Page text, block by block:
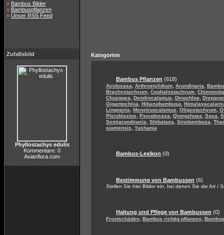
» Bambus Bilder
» Bambuspflanzen
» Unser RSS Feed
Zufallsbild
Phyllostachys edulis
Kommentare: 0
Asianflora.com
Kategorien
Bambus Pflanzen (618)
Acidosasa Arthrostylidium Arundinaria
Brachystachyum Cephalostachyum
Chusquea
Dendrocalamus Dinochloa
Gigantochloa
Hibanobambusa
Lingnania
Menstruocalamus Oligostachyum
Pleioblastus
Pseudosasa Qiongzhuea Sasa
Semiarundinaria
Shibataea Sinobambusa
siamensis
Yushania
Bambus-Lexikon (0)
Bestimmung von Bambussen (6)
Stellen Sie hier Bilder ein, bei denen Sie die Art /
Haltung und Pflege von Bambussen (0)
Frostschäden Bambus richtig pflanzen